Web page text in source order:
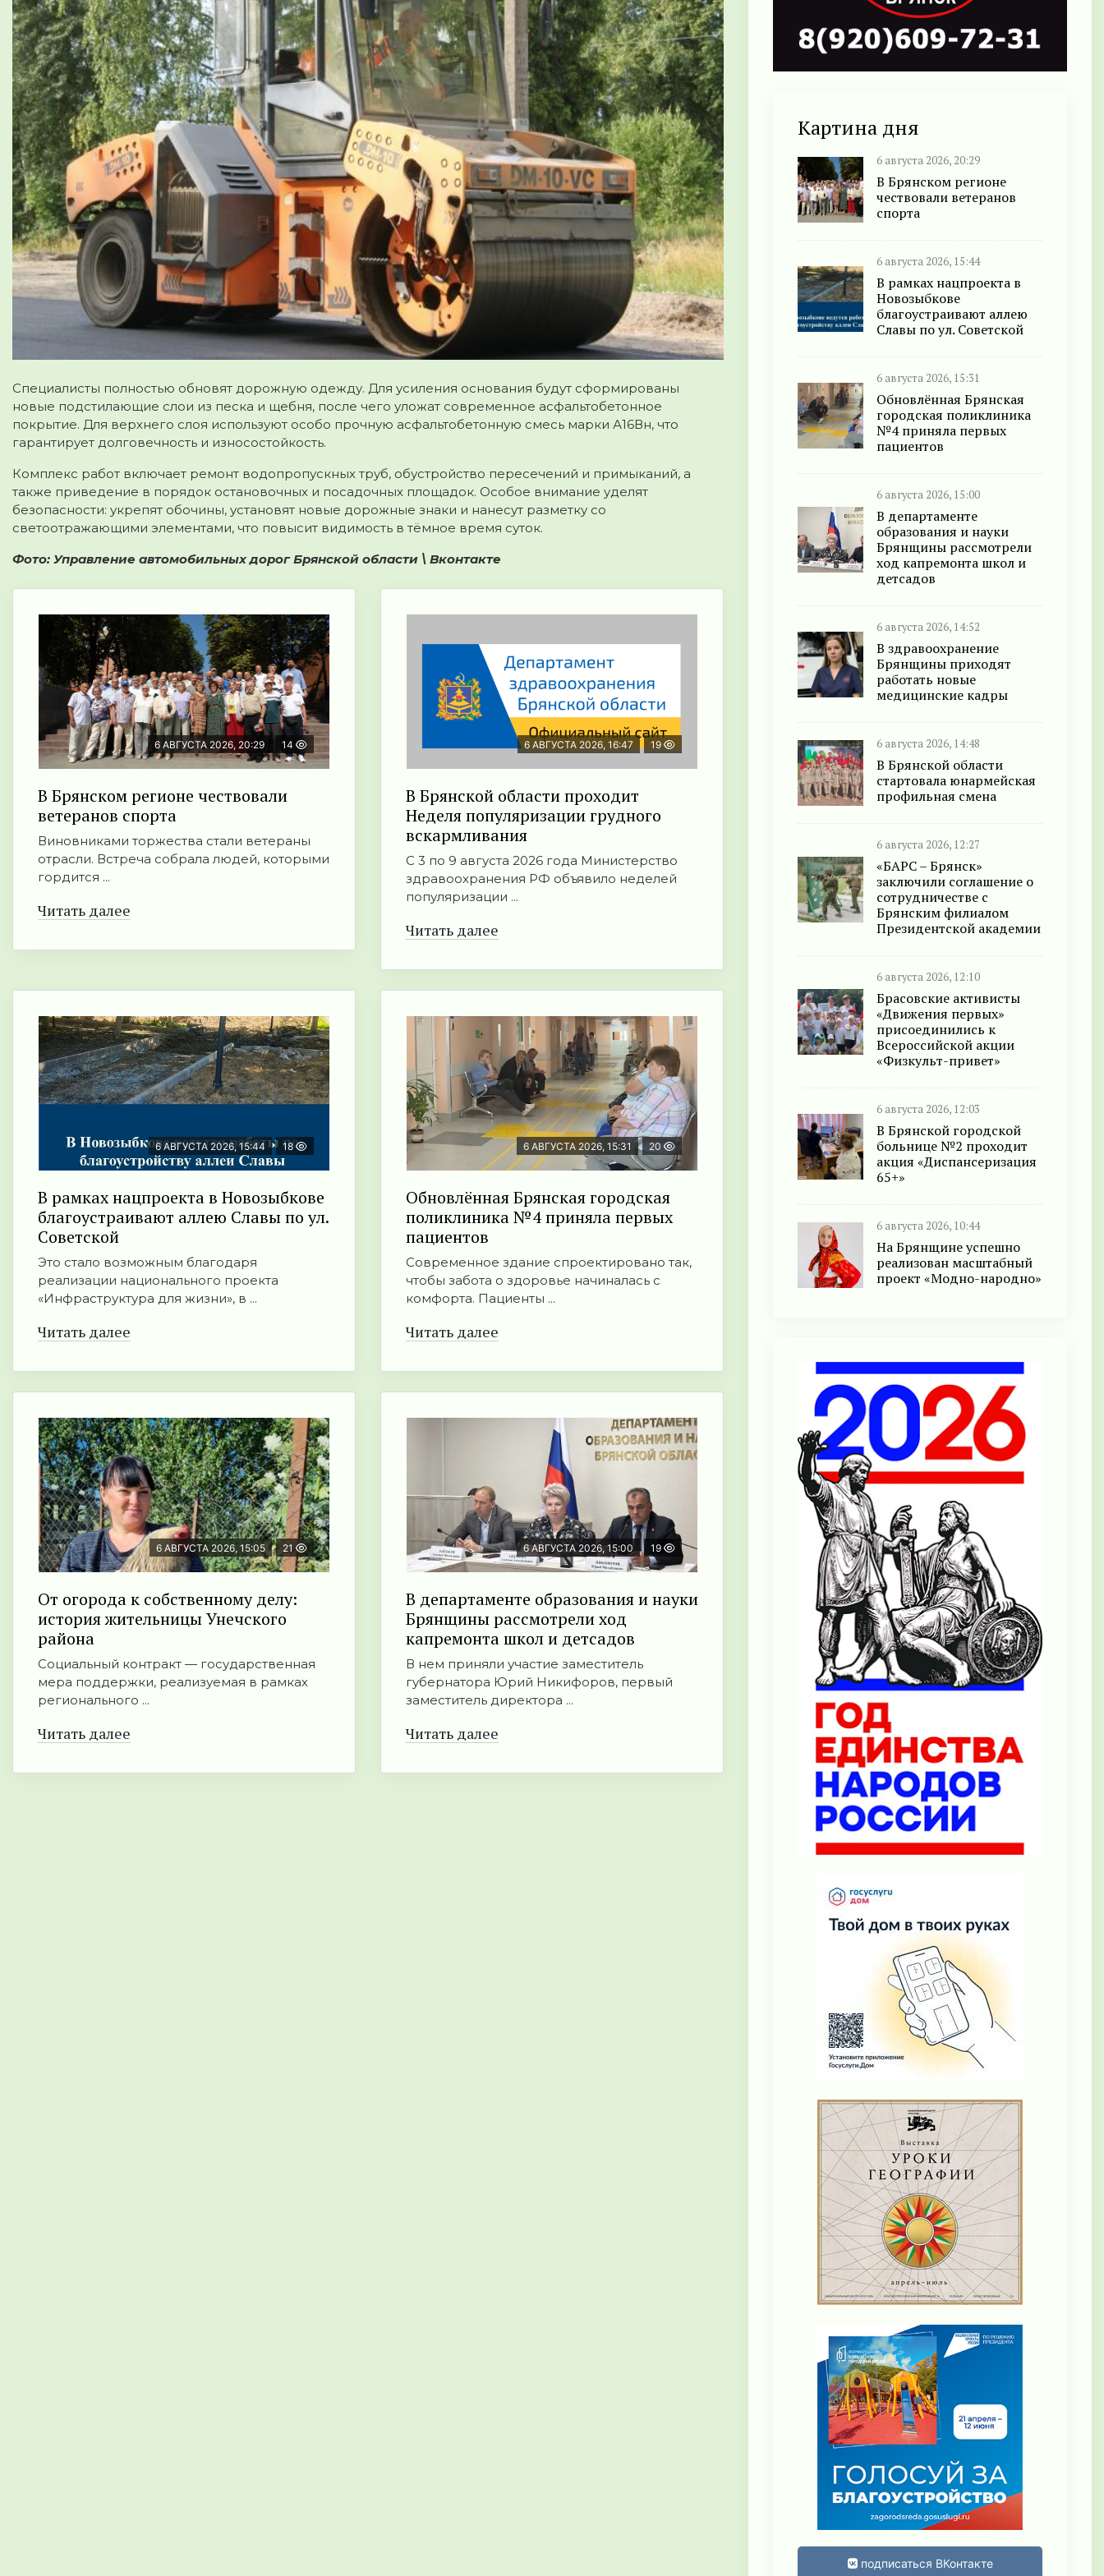
Специалисты полностью обновят дорожную одежду. Для усиления основания будут сформированы
новые подстилающие слои из песка и щебня, после чего уложат современное асфальтобетонное
покрытие. Для верхнего слоя используют особо прочную асфальтобетонную смесь марки А16Вн, что
гарантирует долговечность и износостойкость.
Комплекс работ включает ремонт водопропускных труб, обустройство пересечений и примыканий, а
также приведение в порядок остановочных и посадочных площадок. Особое внимание уделят
безопасности: укрепят обочины, установят новые дорожные знаки и нанесут разметку со
светоотражающими элементами, что повысит видимость в тёмное время суток.
Фото: Управление автомобильных дорог Брянской области \ Вконтакте
6 АВГУСТА 2026, 20:29 14
В Брянском регионе чествовали
ветеранов спорта
Виновниками торжества стали ветераны
отрасли. Встреча собрала людей, которыми
гордится ...
Читать далее
6 АВГУСТА 2026, 16:47 19
В Брянской области проходит
Неделя популяризации грудного
вскармливания
С 3 по 9 августа 2026 года Министерство
здравоохранения РФ объявило неделей
популяризации ...
Читать далее
6 АВГУСТА 2026, 15:44 18
В рамках нацпроекта в Новозыбкове
благоустраивают аллею Славы по ул.
Советской
Это стало возможным благодаря
реализации национального проекта
«Инфраструктура для жизни», в ...
Читать далее
6 АВГУСТА 2026, 15:31 20
Обновлённая Брянская городская
поликлиника №4 приняла первых
пациентов
Современное здание спроектировано так,
чтобы забота о здоровье начиналась с
комфорта. Пациенты ...
Читать далее
6 АВГУСТА 2026, 15:05 21
От огорода к собственному делу:
история жительницы Унечского
района
Социальный контракт — государственная
мера поддержки, реализуемая в рамках
регионального ...
Читать далее
6 АВГУСТА 2026, 15:00 19
В департаменте образования и науки
Брянщины рассмотрели ход
капремонта школ и детсадов
В нем приняли участие заместитель
губернатора Юрий Никифоров, первый
заместитель директора ...
Читать далее
Картина дня
6 августа 2026, 20:29
В Брянском регионе
чествовали ветеранов
спорта
6 августа 2026, 15:44
В рамках нацпроекта в
Новозыбкове
благоустраивают аллею
Славы по ул. Советской
6 августа 2026, 15:31
Обновлённая Брянская
городская поликлиника
№4 приняла первых
пациентов
6 августа 2026, 15:00
В департаменте
образования и науки
Брянщины рассмотрели
ход капремонта школ и
детсадов
6 августа 2026, 14:52
В здравоохранение
Брянщины приходят
работать новые
медицинские кадры
6 августа 2026, 14:48
В Брянской области
стартовала юнармейская
профильная смена
6 августа 2026, 12:27
«БАРС – Брянск»
заключили соглашение о
сотрудничестве с
Брянским филиалом
Президентской академии
6 августа 2026, 12:10
Брасовские активисты
«Движения первых»
присоединились к
Всероссийской акции
«Физкульт-привет»
6 августа 2026, 12:03
В Брянской городской
больнице №2 проходит
акция «Диспансеризация
65+»
6 августа 2026, 10:44
На Брянщине успешно
реализован масштабный
проект «Модно-народно»
подписаться ВКонтакте